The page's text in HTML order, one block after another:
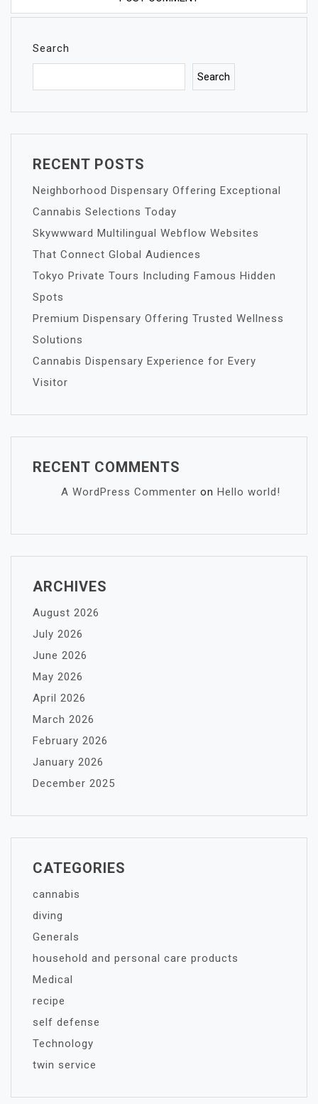
Search
Search
RECENT POSTS
Neighborhood Dispensary Offering Exceptional
Cannabis Selections Today
Skywwward Multilingual Webflow Websites
That Connect Global Audiences
Tokyo Private Tours Including Famous Hidden
Spots
Premium Dispensary Offering Trusted Wellness
Solutions
Cannabis Dispensary Experience for Every
Visitor
RECENT COMMENTS
A WordPress Commenter on Hello world!
ARCHIVES
August 2026
July 2026
June 2026
May 2026
April 2026
March 2026
February 2026
January 2026
December 2025
CATEGORIES
cannabis
diving
Generals
household and personal care products
Medical
recipe
self defense
Technology
twin service